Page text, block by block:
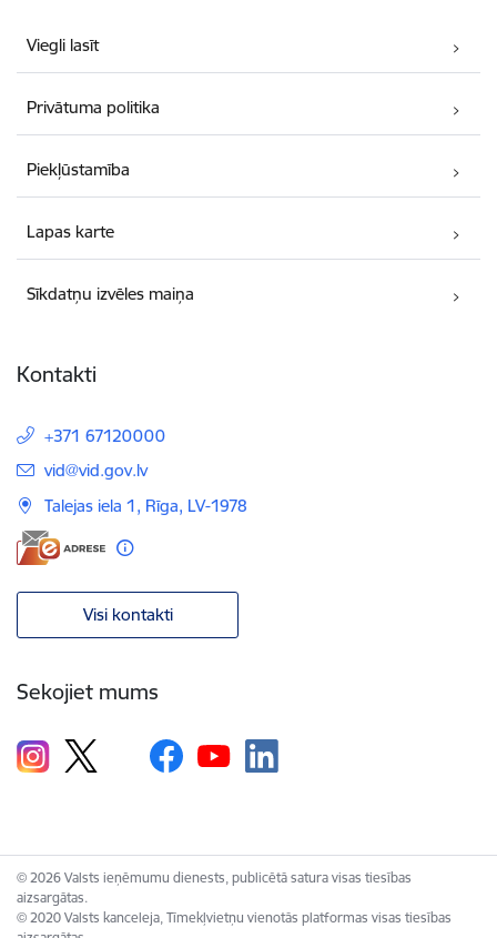
Viegli lasīt
Privātuma politika
Piekļūstamība
Lapas karte
Sīkdatņu izvēles maiņa
Kontakti
+371 67120000
E-pasts:
vid@vid.gov.lv
Talejas iela 1, Rīga, LV-1978
Visi kontakti
Sekojiet mums
© 2026 Valsts ieņēmumu dienests, publicētā satura visas tiesības
aizsargātas.
© 2020 Valsts kanceleja, Tīmekļvietņu vienotās platformas visas tiesības